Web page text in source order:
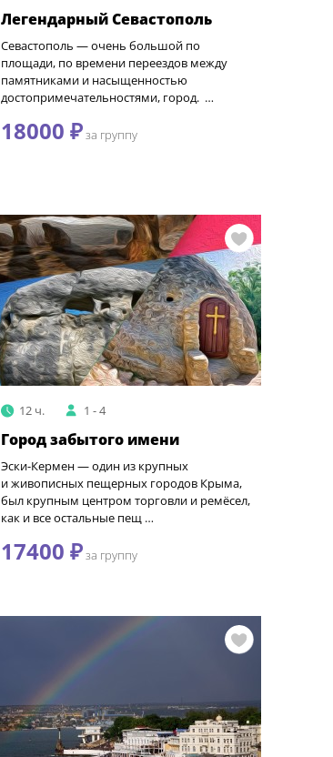
Легендарный Севастополь
Севастополь — очень большой по
площади, по времени переездов между
памятниками и насыщенностью
достопримечательностями, город. …
18000 ₽за группу
12 ч. 1 - 4
Город забытого имени
Эски-Кермен — один из крупных
и живописных пещерных городов Крыма,
был крупным центром торговли и ремёсел,
как и все остальные пещ …
17400 ₽за группу